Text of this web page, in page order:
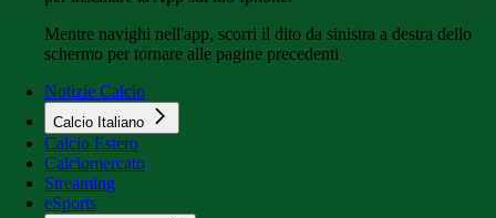
Mentre navighi nell'app, scorri il dito da sinistra a destra dello
schermo per tornare alle pagine precedenti
Notizie Calcio
Calcio Italiano
Calcio Estero
Calciomercato
Streaming
eSports